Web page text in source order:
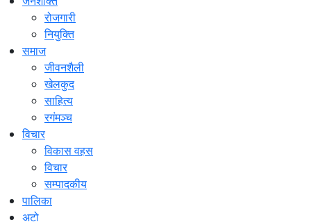
रोजगारी
नियुक्ति
समाज
जीवनशैली
खेलकुद
साहित्य
रगंमञ्च
विचार
विकास वहस
विचार
सम्पादकीय
पालिका
अटो